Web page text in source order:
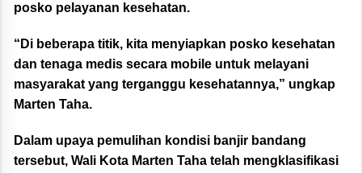
posko pelayanan kesehatan.
“Di beberapa titik, kita menyiapkan posko kesehatan
dan tenaga medis secara mobile untuk melayani
masyarakat yang terganggu kesehatannya,” ungkap
Marten Taha.
Dalam upaya pemulihan kondisi banjir bandang
tersebut, Wali Kota Marten Taha telah mengklasifikasi